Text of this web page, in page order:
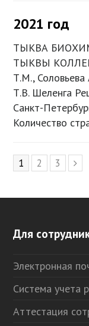
2021 год
ТЫКВА
ТЫКВЫ
Т.М.,
Т.В. Шеленга
Санкт-
Количество
Page
1 Page
2 Page
3
Для
Электронная
Система учета
Аттестация